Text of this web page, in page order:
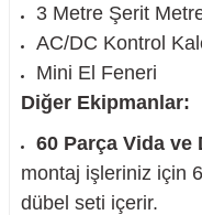
3 Metre Şerit
AC/DC Kontrol
Mini El Feneri
Diğer Ekipmanlar:
60 Parça Vida ve
montaj işleriniz için
dübel seti içerir.